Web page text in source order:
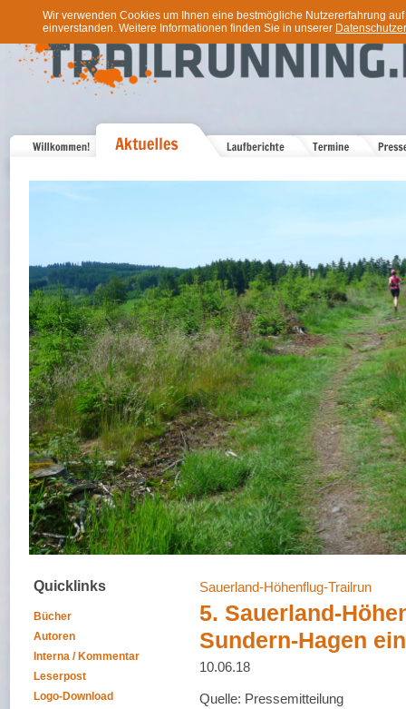
Wir verwenden Cookies um Ihnen eine bestmögliche Nutzererfahrung
einverstanden. Weitere Informationen finden Sie in unserer
Quicklinks
Bücher
Autoren
Interna / Kommentar
Leserpost
Logo-Download
Sauerland-Höhenflug-Trailrun
5. Sauerland-
Sundern-Hagen
10.06.18
Quelle: Pressemitteilung